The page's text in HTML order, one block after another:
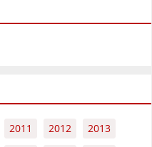
2011 2012
2013